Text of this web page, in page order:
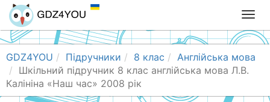
T
o
g
g
n
GDZ4YOU Підручники 8 клас
Англійська мова
Шкільний підручник 8 клас англійська мова Л.В.
Калініна «Наш час» 2008 рік